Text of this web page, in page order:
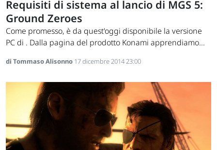
Requisiti di sistema al lancio di MGS 5:
Ground Zeroes
Come promesso, è da quest'oggi disponibile la versione
PC di . Dalla pagina del prodotto Konami apprendiamo...
di Tommaso Alisonno 17 dicembre 2014 23:00